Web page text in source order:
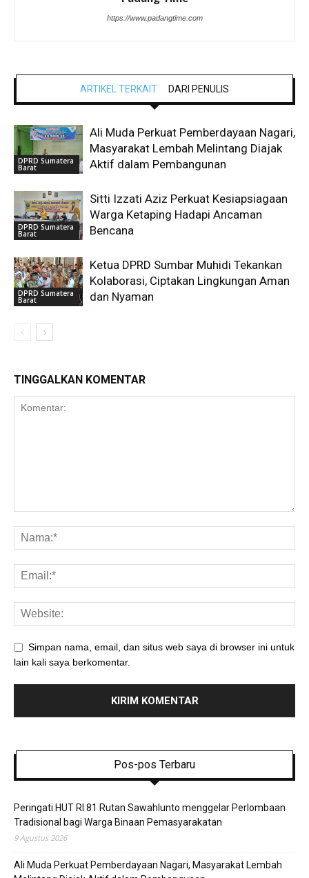
https://www.padangtime.com
ARTIKEL TERKAIT DARI PENULIS
DPRD Sumatera
Barat
Ali Muda Perkuat Pemberdayaan Nagari,
Masyarakat Lembah Melintang Diajak
Aktif dalam Pembangunan
DPRD Sumatera
Barat
Sitti Izzati Aziz Perkuat Kesiapsiagaan
Warga Ketaping Hadapi Ancaman
Bencana
DPRD Sumatera
Barat
Ketua DPRD Sumbar Muhidi Tekankan
Kolaborasi, Ciptakan Lingkungan Aman
dan Nyaman
TINGGALKAN KOMENTAR
Simpan nama, email, dan situs web saya di browser ini untuk
lain kali saya berkomentar.
Pos-pos Terbaru
Peringati HUT RI 81 Rutan Sawahlunto menggelar Perlombaan
Tradisional bagi Warga Binaan Pemasyarakatan
9 Agustus 2026
Ali Muda Perkuat Pemberdayaan Nagari, Masyarakat Lembah